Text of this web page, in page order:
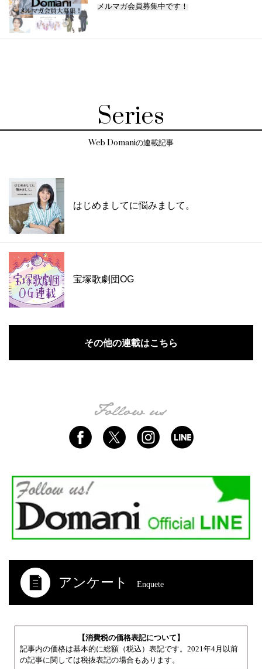
メルマガ会員募集中です！
Series
Web Domaniの連載記事
はじめましてに悩みまして。
宝塚歌劇団OG
その他の連載はこちら
アンケート Enquete
【消費税の価格表記について】
記事内の価格は基本的に総額（税込）表記です。2021年4月以前
の記事に関しては税抜表記の場合もあります。